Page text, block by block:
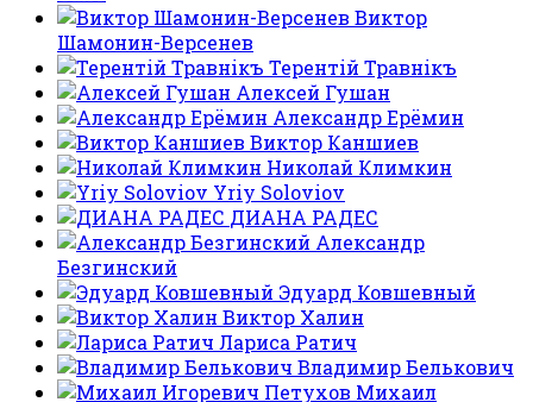
Виктор
Шамонин-Версенев
Терентiй Травнiкъ
Алексей Гушан
Александр Ерёмин
Виктор Каншиев
Николай Климкин
Yriy Soloviov
ДИАНА РАДЕС
Александр
Безгинский
Эдуард Ковшевный
Виктор Халин
Лариса Ратич
Владимир Белькович
Михаил